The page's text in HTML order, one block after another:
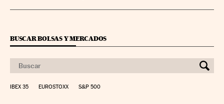
BUSCAR BOLSAS Y MERCADOS
IBEX 35 EUROSTOXX S&P 500